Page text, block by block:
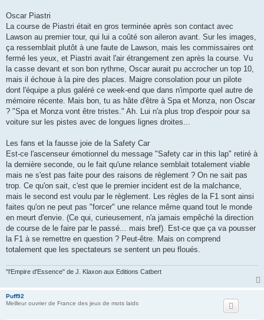
Oscar Piastri
La course de Piastri était en gros terminée après son contact avec
Lawson au premier tour, qui lui a coûté son aileron avant. Sur les images,
ça ressemblait plutôt à une faute de Lawson, mais les commissaires ont
fermé les yeux, et Piastri avait l'air étrangement zen après la course. Vu
la casse devant et son bon rythme, Oscar aurait pu accrocher un top 10,
mais il échoue à la pire des places. Maigre consolation pour un pilote
dont l'équipe a plus galéré ce week-end que dans n'importe quel autre de
mémoire récente. Mais bon, tu as hâte d'être à Spa et Monza, non Oscar
? "Spa et Monza vont être tristes." Ah. Lui n'a plus trop d'espoir pour sa
voiture sur les pistes avec de longues lignes droites...
Les fans et la fausse joie de la Safety Car
Est-ce l'ascenseur émotionnel du message "Safety car in this lap" retiré à
la dernière seconde, ou le fait qu'une relance semblait totalement viable
mais ne s'est pas faite pour des raisons de règlement ? On ne sait pas
trop. Ce qu'on sait, c'est que le premier incident est de la malchance,
mais le second est voulu par le règlement. Les règles de la F1 sont ainsi
faites qu'on ne peut pas "forcer" une relance même quand tout le monde
en meurt d'envie. (Ce qui, curieusement, n'a jamais empêché la direction
de course de le faire par le passé... mais bref). Est-ce que ça va pousser
la F1 à se remettre en question ? Peut-être. Mais on comprend
totalement que les spectateurs se sentent un peu floués.
"l'Empire d'Essence" de J. Klaxon aux Editions Catbert
Puff92
Meilleur ouvrier de France des jeux de mots laids